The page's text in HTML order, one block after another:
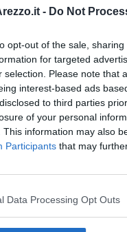
- Do Not
opt-out of the sale,
for targeted
selection. Please note that
interest-based ads
to third parties
of your personal
This information may also
Participants that may
Data Processing Opt Outs
di ricerca
che i grandi della Terra
al riscaldamento globale
questo tavolo una
forse facendo rispettare
è possibile
dagli ulteriori intrighi